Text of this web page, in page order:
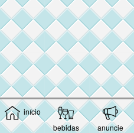
início
bebidas
anuncie